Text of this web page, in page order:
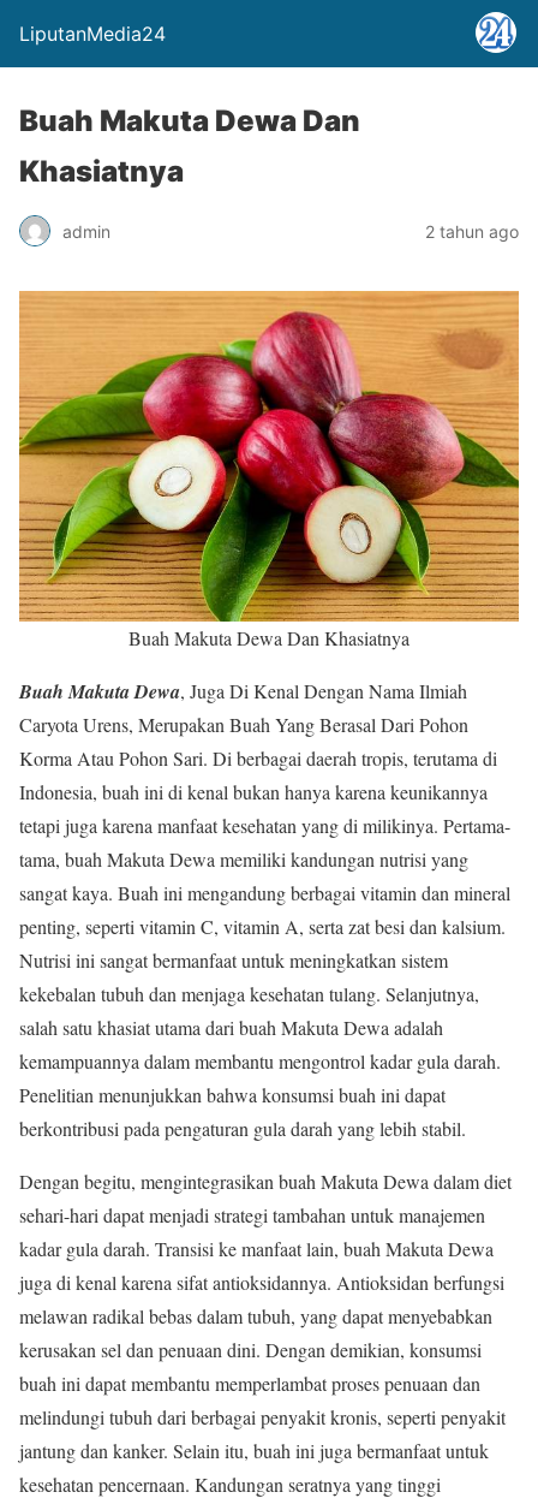
LiputanMedia24
Buah Makuta Dewa Dan
Khasiatnya
admin 2 tahun ago
Buah Makuta Dewa Dan Khasiatnya
Buah Makuta Dewa, Juga Di Kenal Dengan Nama Ilmiah
Caryota Urens, Merupakan Buah Yang Berasal Dari Pohon
Korma Atau Pohon Sari. Di berbagai daerah tropis, terutama di
Indonesia, buah ini di kenal bukan hanya karena keunikannya
tetapi juga karena manfaat kesehatan yang di milikinya. Pertama-
tama, buah Makuta Dewa memiliki kandungan nutrisi yang
sangat kaya. Buah ini mengandung berbagai vitamin dan mineral
penting, seperti vitamin C, vitamin A, serta zat besi dan kalsium.
Nutrisi ini sangat bermanfaat untuk meningkatkan sistem
kekebalan tubuh dan menjaga kesehatan tulang. Selanjutnya,
salah satu khasiat utama dari buah Makuta Dewa adalah
kemampuannya dalam membantu mengontrol kadar gula darah.
Penelitian menunjukkan bahwa konsumsi buah ini dapat
berkontribusi pada pengaturan gula darah yang lebih stabil.
Dengan begitu, mengintegrasikan buah Makuta Dewa dalam diet
sehari-hari dapat menjadi strategi tambahan untuk manajemen
kadar gula darah. Transisi ke manfaat lain, buah Makuta Dewa
juga di kenal karena sifat antioksidannya. Antioksidan berfungsi
melawan radikal bebas dalam tubuh, yang dapat menyebabkan
kerusakan sel dan penuaan dini. Dengan demikian, konsumsi
buah ini dapat membantu memperlambat proses penuaan dan
melindungi tubuh dari berbagai penyakit kronis, seperti penyakit
jantung dan kanker. Selain itu, buah ini juga bermanfaat untuk
kesehatan pencernaan. Kandungan seratnya yang tinggi